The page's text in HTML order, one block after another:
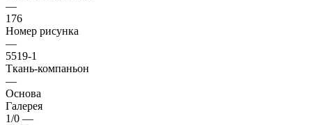
—
176
Номер рисунка
—
5519-1
Ткань-компаньон
—
Основа
Галерея
1/0 —